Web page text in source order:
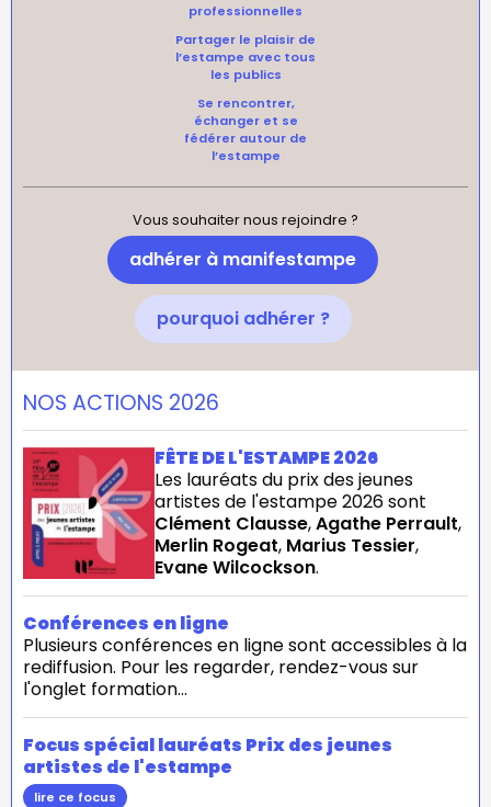
professionnelles
Partager le plaisir de
l’estampe avec tous
les publics
Se rencontrer,
échanger et se
fédérer autour de
l’estampe
Vous souhaiter nous rejoindre ?
adhérer à manifestampe
pourquoi adhérer ?
NOS ACTIONS 2026
FÊTE DE L'ESTAMPE 2026
Les lauréats du prix des jeunes
artistes de l'estampe 2026 sont
Clément Clausse,Agathe Perrault,
Merlin Rogeat, Marius Tessier,
Evane Wilcockson.
Conférences en ligne
Plusieurs conférences en ligne sont accessibles à la
rediffusion. Pour les regarder, rendez-vous sur
l'onglet formation...
Focus spécial lauréats Prix des jeunes
artistes de l'estampe
lire ce focus